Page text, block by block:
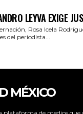
LEYVA EXIGE
Rosa Icela
del periodista...
MÉXICO